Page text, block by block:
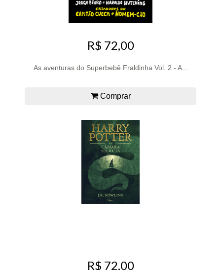
R$ 72,00
As aventuras do Superbebê Fraldinha Vol. 2 - A...
Comprar
R$ 72,00